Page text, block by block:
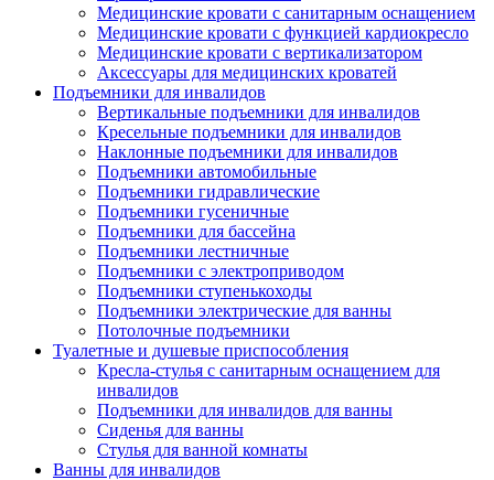
Медицинские кровати с санитарным оснащением
Медицинские кровати с функцией кардиокресло
Медицинские кровати с вертикализатором
Аксессуары для медицинских кроватей
Подъемники для инвалидов
Вертикальные подъемники для инвалидов
Кресельные подъемники для инвалидов
Наклонные подъемники для инвалидов
Подъемники автомобильные
Подъемники гидравлические
Подъемники гусеничные
Подъемники для бассейна
Подъемники лестничные
Подъемники с электроприводом
Подъемники ступенькоходы
Подъемники электрические для ванны
Потолочные подъемники
Туалетные и душевые приспособления
Кресла-стулья с санитарным оснащением для
инвалидов
Подъемники для инвалидов для ванны
Сиденья для ванны
Стулья для ванной комнаты
Ванны для инвалидов